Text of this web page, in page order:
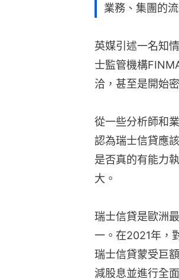
業務、集團的
英媒引述一名知
士監管機構
洽，甚至是開始
從一些分析師和
認為瑞士信貸應
是否真的有能力
大。
瑞士信貸是歐洲
一。在2021年，
瑞士信貸蒙受巨
減股息並進行全